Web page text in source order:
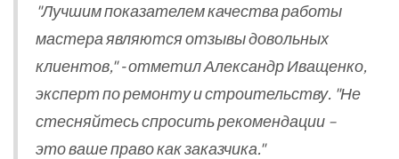
"Лучшим показателем качества работы
мастера являются отзывы довольных
клиентов," - отметил Александр Иващенко,
эксперт по ремонту и строительству. "Не
стесняйтесь спросить рекомендации –
это ваше право как заказчика."